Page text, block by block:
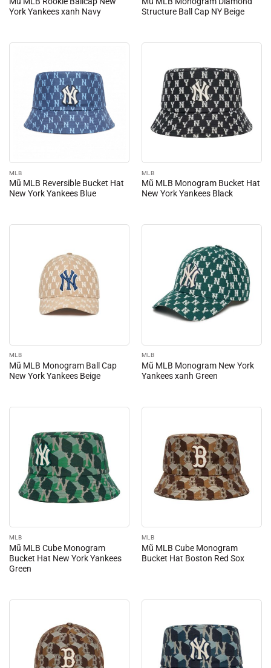
York Yankees xanh Navy
Structure Ball Cap NY Beige
MLB
Mũ MLB Reversible Bucket Hat
New York Yankees Blue
MLB
Mũ MLB Monogram Bucket Hat
New York Yankees Black
MLB
Mũ MLB Monogram Ball Cap
New York Yankees Beige
MLB
Mũ MLB Monogram New York
Yankees xanh Green
MLB
Mũ MLB Cube Monogram
Bucket Hat New York Yankees
Green
MLB
Mũ MLB Cube Monogram
Bucket Hat Boston Red Sox